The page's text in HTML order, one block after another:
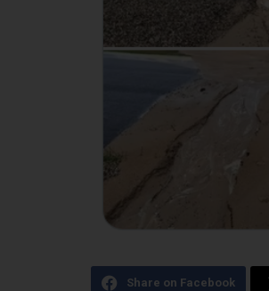
Share on Facebook